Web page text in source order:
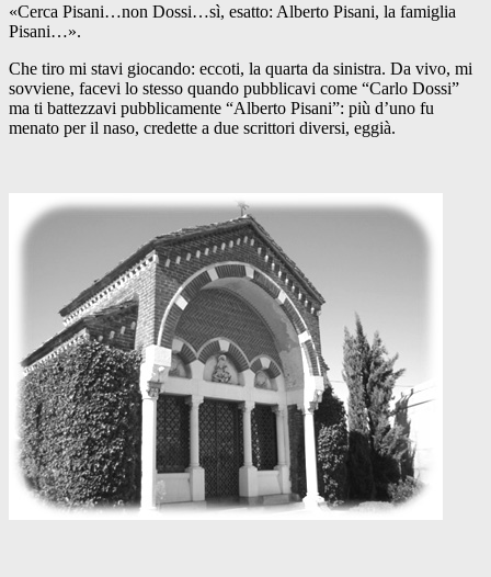
«Cerca Pisani…non Dossi…sì, esatto: Alberto Pisani, la famiglia
Pisani…».
Che tiro mi stavi giocando: eccoti, la quarta da sinistra. Da vivo, mi
sovviene, facevi lo stesso quando pubblicavi come “Carlo Dossi”
ma ti battezzavi pubblicamente “Alberto Pisani”: più d’uno fu
menato per il naso, credette a due scrittori diversi, eggià.